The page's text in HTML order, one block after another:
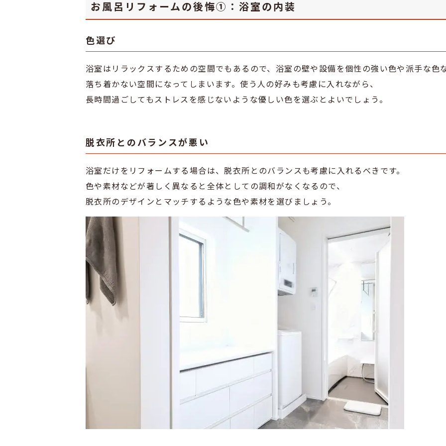
お風呂リフォームの後悔①：浴室の内装
色選び
浴室はリラックスするための空間でもあるので、浴室の壁や設備を個性の強い色や派手な色
落ち着かない空間になってしまいます。使う人の好みも考慮に入れながら、
長時間過ごしてもストレスを感じないような優しい色を選ぶとよいでしょう。
脱衣所とのバランスが悪い
浴室だけをリフォームする場合は、脱衣所とのバランスも考慮に入れるべきです。
色や素材などが著しく異なると全体としての調和がなくなるので、
脱衣所のデザインとマッチするような色や素材を選びましょう。